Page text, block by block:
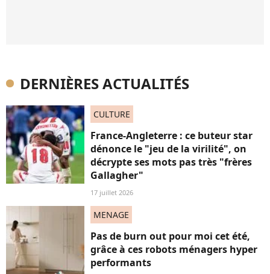
DERNIÈRES ACTUALITÉS
CULTURE
France-Angleterre : ce buteur star
dénonce le "jeu de la virilité", on
décrypte ses mots pas très "frères
Gallagher"
17 juillet 2026
MENAGE
Pas de burn out pour moi cet été,
grâce à ces robots ménagers hyper
performants